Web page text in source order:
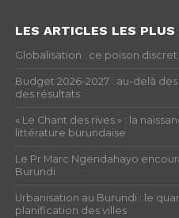
LES ARTICLES LES PLUS
Globalisation : ce poison
Budget 2026-2027 : au-delà
des résultats
« Le Chant des rives » : la
littérature burundaise
Le Pr Marc Ngendahayo
Burundi
Urbanisation au Burundi : le
planification des villes